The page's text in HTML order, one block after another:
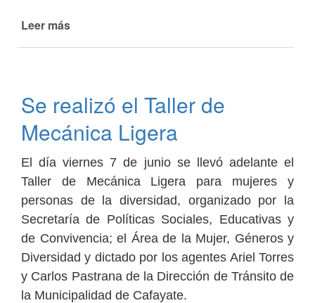
Leer más
en
escuelas
Se realizó el Taller de
Mecánica Ligera
El día viernes 7 de junio se llevó adelante el
Taller de Mecánica Ligera para mujeres y
personas de la diversidad, organizado por la
Secretaría de Políticas Sociales, Educativas y
de Convivencia; el Área de la Mujer, Géneros y
Diversidad y dictado por los agentes Ariel Torres
y Carlos Pastrana de la Dirección de Tránsito de
la Municipalidad de Cafayate.